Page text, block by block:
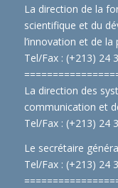
La direction de la
scientifique et du
l’innovation et de
Tel/Fax : (+213) 24
La direction des
communication et
Tel/Fax : (+213) 24
Le secrétaire
Tel/Fax : (+213) 24